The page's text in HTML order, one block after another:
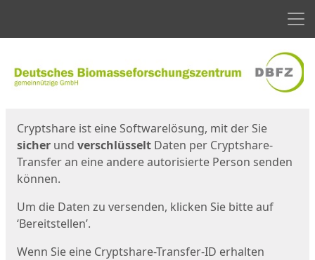
Cryptshare ist eine Softwarelösung, mit der Sie
sicher und verschlüsselt Daten per Cryptshare-
Transfer an eine andere autorisierte Person senden
können.
Um die Daten zu versenden, klicken Sie bitte auf
‘Bereitstellen’.
Wenn Sie eine Cryptshare-Transfer-ID erhalten